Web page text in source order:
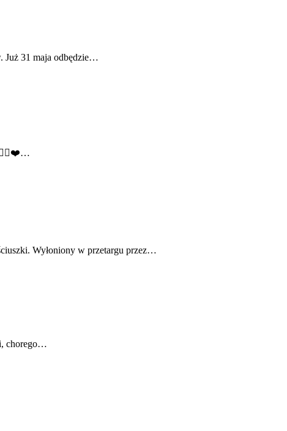
Już 31 maja odbędzie…
🏃‍♂️❤️…
Wyłoniony w przetargu przez…
chorego…